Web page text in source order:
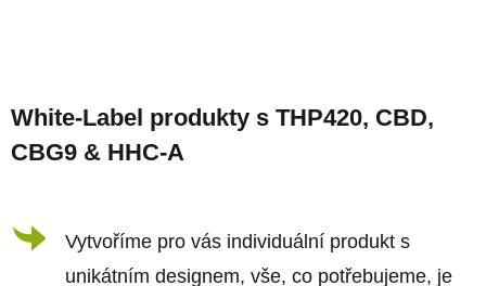
á
p
a
White-Label produkty s THP420, CBD,
CBG9 & HHC-A
Vytvoříme pro vás individuální produkt s
unikátním designem, vše, co potřebujeme, je